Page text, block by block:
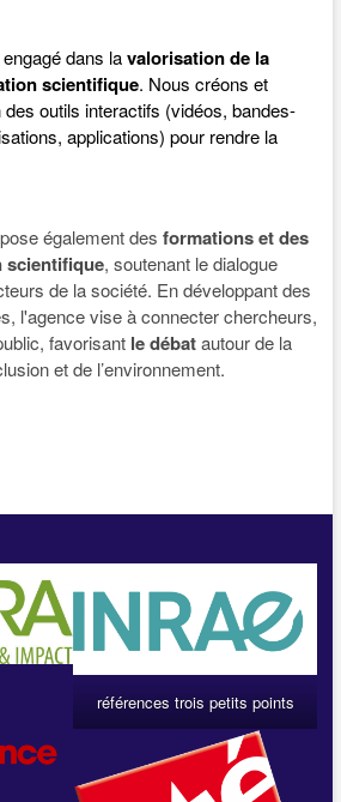
dans lavalorisation de la
scientifique. Nous créons et
outils interactifs (vidéos, bandes-
applications) pour rendre la
également des formations et des
scientifique, soutenant le dialogue
de la société. En développant des
l'agence vise à connecter chercheurs,
favorisant le débatautour de la
et de l’environnement.
références trois petits points